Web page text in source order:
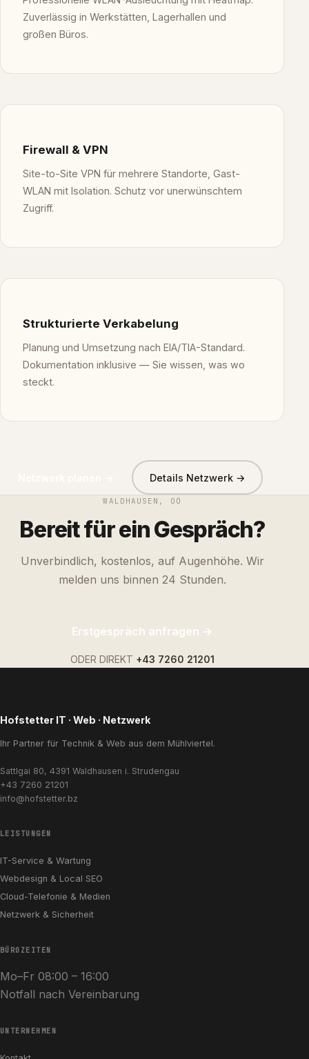
Zuverlässig in Werkstätten, Lagerhallen und
großen Büros.
Firewall & VPN
Site-to-Site VPN für mehrere Standorte, Gast-
WLAN mit Isolation. Schutz vor unerwünschtem
Zugriff.
Strukturierte Verkabelung
Planung und Umsetzung nach EIA/TIA-Standard.
Dokumentation inklusive — Sie wissen, was wo
steckt.
Details Netzwerk →
WALDHAUSEN, OÖ
Bereit für ein Gespräch?
Unverbindlich, kostenlos, auf Augenhöhe. Wir
melden uns binnen 24 Stunden.
Erstgespräch anfragen →
ODER DIREKT +43 7260 21201
Hofstetter IT · Web · Netzwerk
Ihr Partner für Technik & Web aus dem Mühlviertel.
Sattlgai 80, 4391 Waldhausen i. Strudengau
+43 7260 21201
info@hofstetter.bz
LEISTUNGEN
IT-Service & Wartung
Webdesign & Local SEO
Cloud-Telefonie & Medien
Netzwerk & Sicherheit
BÜROZEITEN
Mo–Fr 08:00 – 16:00
Notfall nach Vereinbarung
UNTERNEHMEN